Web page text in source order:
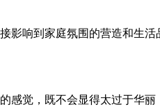
响到家庭氛围的营造和生
觉，既不会显得太过于华